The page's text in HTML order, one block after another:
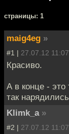
cтраницы: 1
maig4eg »
#1 | 27.07.12 11:07
Красиво.
А в конце - это
так
Klimk_a »
#2 | 27.07.12 11:07